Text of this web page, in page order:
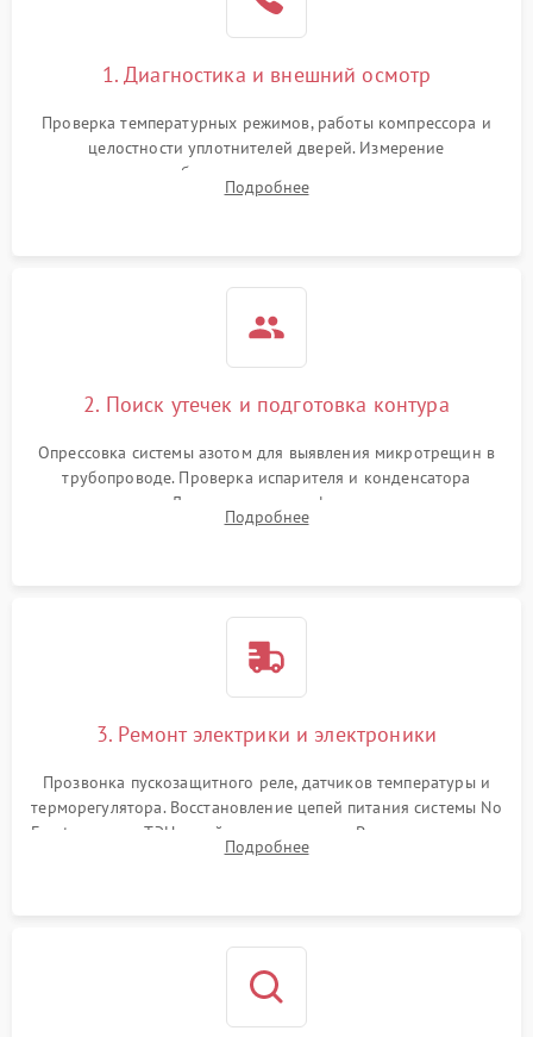
работе
2000 ₽ Подробнее →
1000 ₽
1800 ₽
1. Диагностика и внешний осмотр
Проверка температурных режимов, работы компрессора и
целостности уплотнителей дверей. Измерение
сопротивления обмоток мотора, проверка термостата и
считывание кодов ошибок с электронного дисплея.
Подробнее
2. Поиск утечек и подготовка контура
Опрессовка системы азотом для выявления микротрещин в
трубопроводе. Проверка испарителя и конденсатора
течеискателем. Демонтаж старого фильтра-осушителя и
продувка капиллярной трубки для устранения засоров.
Подробнее
3. Ремонт электрики и электроники
Прозвонка пускозащитного реле, датчиков температуры и
терморегулятора. Восстановление цепей питания системы No
Frost, включая ТЭН оттайки и вентилятор. Ремонт или замена
платы управления при сбоях алгоритмов.
Подробнее